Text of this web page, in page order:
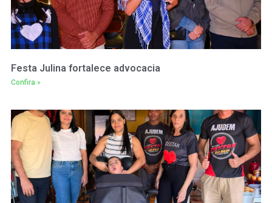
Festa Julina fortalece advocacia
Confira »